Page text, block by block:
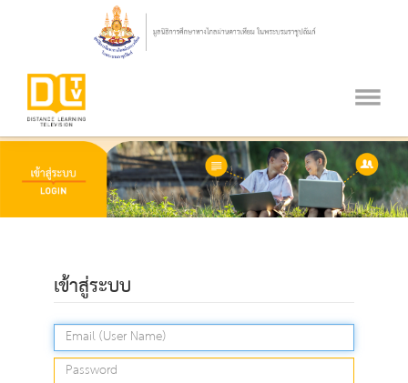
เข้าสู่ระบบ